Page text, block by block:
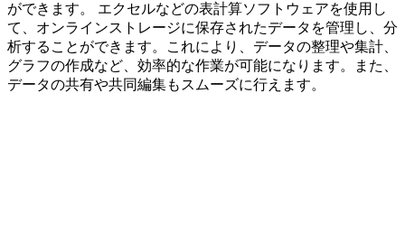
ができます。 エクセルなどの表計算ソフトウェアを使用し
て、オンラインストレージに保存されたデータを管理し、分
析することができます。これにより、データの整理や集計、
グラフの作成など、効率的な作業が可能になります。また、
データの共有や共同編集もスムーズに行えます。